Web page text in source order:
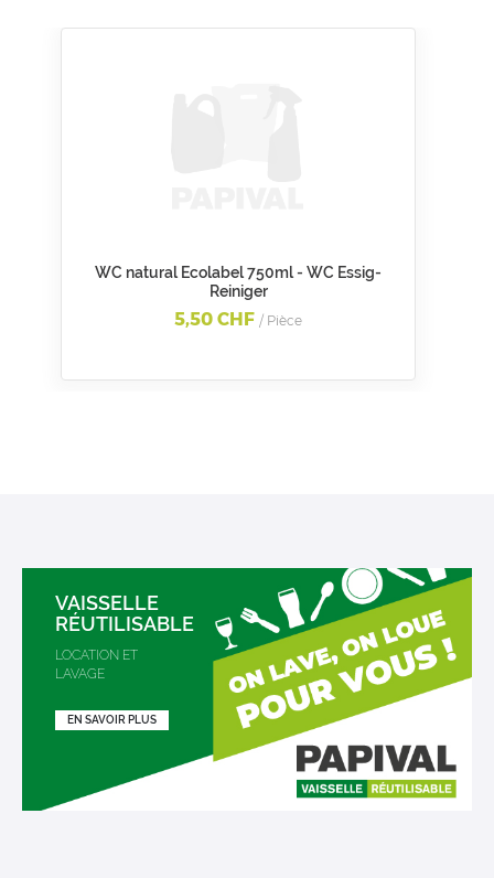
WC natural Ecolabel 750ml - WC Essig-
Reiniger
5,50 CHF / Pièce
VAISSELLE
RÉUTILISABLE
LOCATION ET
LAVAGE
EN SAVOIR PLUS